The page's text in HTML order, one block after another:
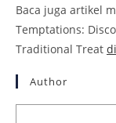
Baca juga artikel
Temptations:
Traditional Treat
Author